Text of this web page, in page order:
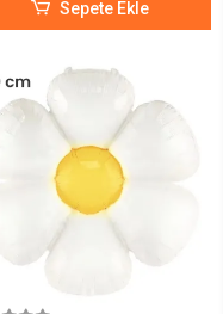
Sepete Ekle